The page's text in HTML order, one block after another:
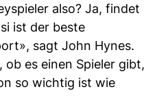
also? Ja, findet
ist der beste
sagt John Hynes.
es einen Spieler gibt,
so wichtig ist wie